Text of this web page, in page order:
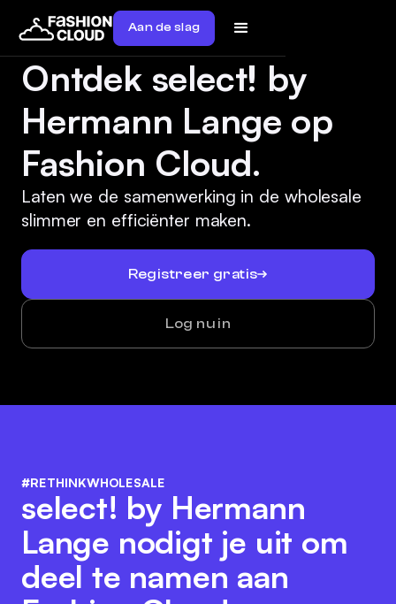
Aan de slag
Ontdek select! by
Hermann Lange op
Fashion Cloud.
Laten we de samenwerking in de wholesale
slimmer en efficiënter maken.
Registreer gratis
Log nu in
#RETHINKWHOLESALE
select! by Hermann
Lange nodigt je uit om
deel te namen aan